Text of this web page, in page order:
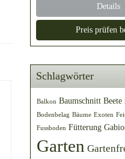
Details
Preis prüfen
Schlagwörter
Balkon Baumschnitt Beete
Bodenbelag Bäume Exoten
Fussboden Fütterung
Garten